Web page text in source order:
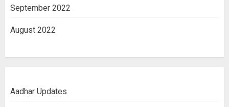
September 2022
August 2022
Aadhar Updates